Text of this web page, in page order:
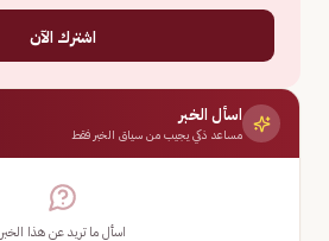
اشترك الآن
اسأل الخبر
مساعد ذكي يجيب من سياق الخبر فقط
اسأل ما تريد عن هذا الخبر